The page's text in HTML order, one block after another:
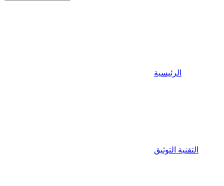
الرئيسية
التقنية التوثيق